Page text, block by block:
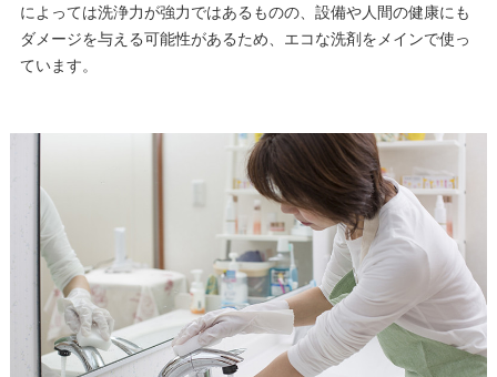
によっては洗浄力が強力ではあるものの、設備や人間の健康にも
ダメージを与える可能性があるため、エコな洗剤をメインで使っ
ています。